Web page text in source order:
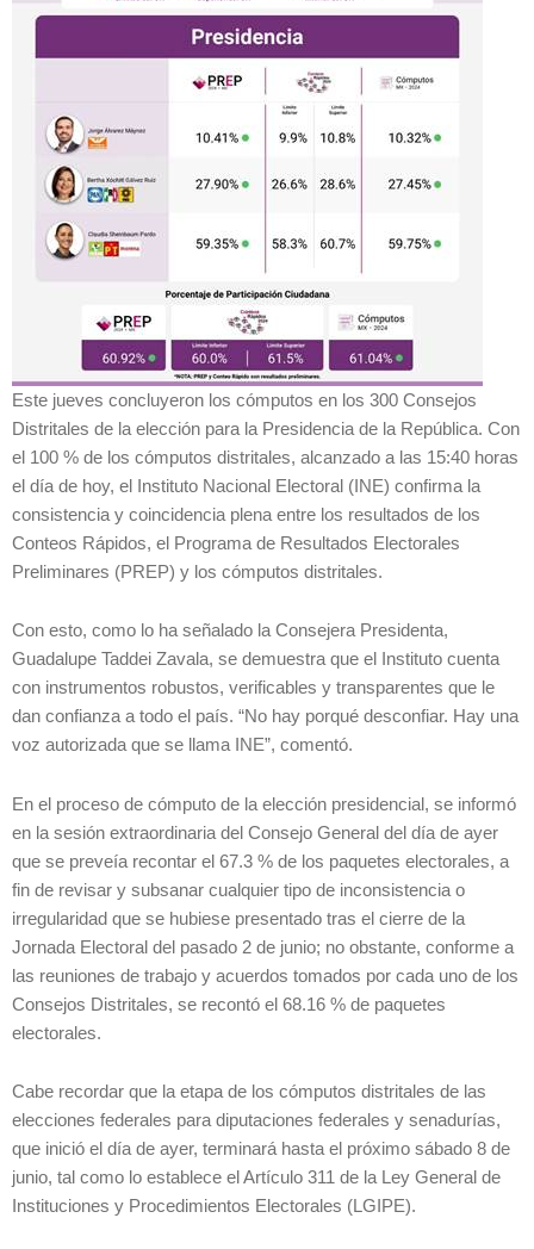
Este jueves concluyeron los cómputos en los 300 Consejos
Distritales de la elección para la Presidencia de la República. Con
el 100 % de los cómputos distritales, alcanzado a las 15:40 horas
el día de hoy, el Instituto Nacional Electoral (INE) confirma la
consistencia y coincidencia plena entre los resultados de los
Conteos Rápidos, el Programa de Resultados Electorales
Preliminares (PREP) y los cómputos distritales.
Con esto, como lo ha señalado la Consejera Presidenta,
Guadalupe Taddei Zavala, se demuestra que el Instituto cuenta
con instrumentos robustos, verificables y transparentes que le
dan confianza a todo el país. “No hay porqué desconfiar. Hay una
voz autorizada que se llama INE”, comentó.
En el proceso de cómputo de la elección presidencial, se informó
en la sesión extraordinaria del Consejo General del día de ayer
que se preveía recontar el 67.3 % de los paquetes electorales, a
fin de revisar y subsanar cualquier tipo de inconsistencia o
irregularidad que se hubiese presentado tras el cierre de la
Jornada Electoral del pasado 2 de junio; no obstante, conforme a
las reuniones de trabajo y acuerdos tomados por cada uno de los
Consejos Distritales, se recontó el 68.16 % de paquetes
electorales.
Cabe recordar que la etapa de los cómputos distritales de las
elecciones federales para diputaciones federales y senadurías,
que inició el día de ayer, terminará hasta el próximo sábado 8 de
junio, tal como lo establece el Artículo 311 de la Ley General de
Instituciones y Procedimientos Electorales (LGIPE).